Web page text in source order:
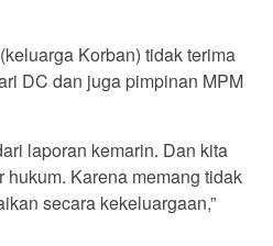
Korban) tidak terima
DC dan juga pimpinan MPM
laporan kemarin. Dan kita
Karena memang tidak
secara kekeluargaan,”